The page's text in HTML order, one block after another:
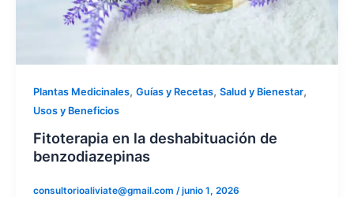
Plantas Medicinales, Guías y Recetas, Salud y Bienestar,
Usos y Beneficios
Fitoterapia en la deshabituación de
benzodiazepinas
consultorioaliviate@gmail.com /junio 1, 2026